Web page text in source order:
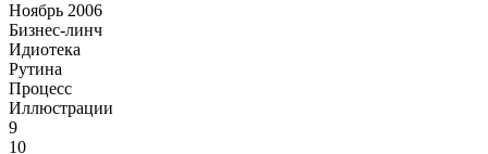
Ноябрь 2006
Бизнес-линч
Идиотека
Рутина
Процесс
Иллюстрации
9
10